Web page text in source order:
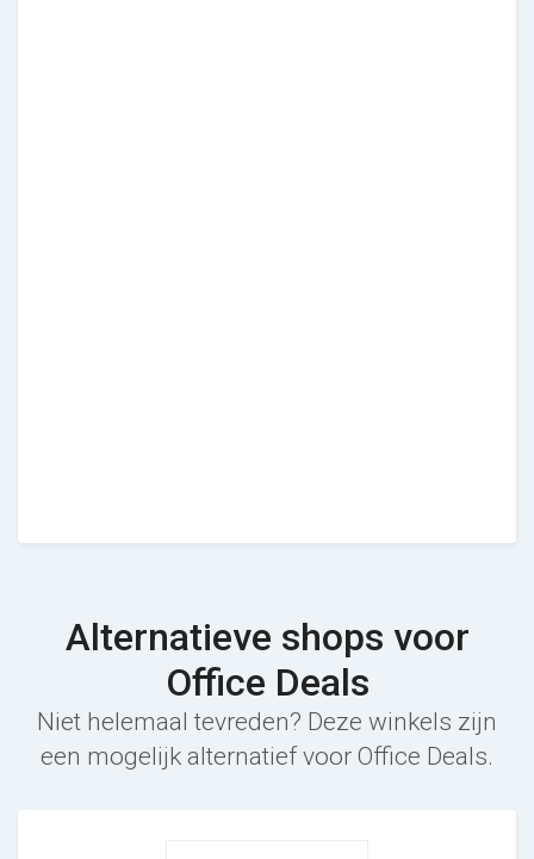
Alternatieve shops voor
Office Deals
Niet helemaal tevreden? Deze winkels zijn
een mogelijk alternatief voor Office Deals.